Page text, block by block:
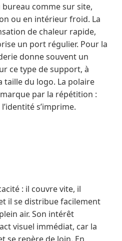
comme sur site,
ou en intérieur froid. La
de chaleur rapide,
un port régulier. Pour la
donne souvent un
ce type de support, à
taille du logo. La polaire
par la répétition :
s’imprime.
: il couvre vite, il
il se distribue facilement
air. Son intérêt
visuel immédiat, car la